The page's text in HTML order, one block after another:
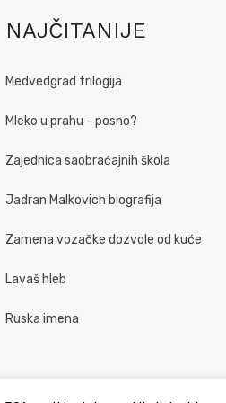
NAJČITANIJE
Medvedgrad trilogija
Mleko u prahu - posno?
Zajednica saobraćajnih škola
Jadran Malkovich biografija
Zamena vozačke dozvole od kuće
Lavaš hleb
Ruska imena